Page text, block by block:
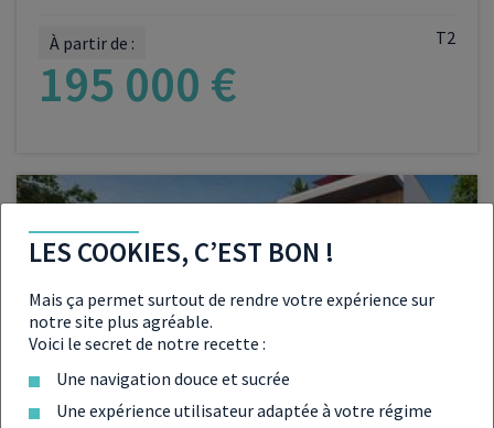
T2
À partir de :
195 000 €
VOIR LE PROGRAMME
PROGRAMME NEUF RÉF. 025-74-5193
INVESTIR À
RUMILLY
LES COOKIES, C’EST BON !
Mais ça permet surtout de rendre votre expérience sur
notre site plus agréable.
Voici le secret de notre recette :
Une navigation douce et sucrée
Une expérience utilisateur adaptée à votre régime